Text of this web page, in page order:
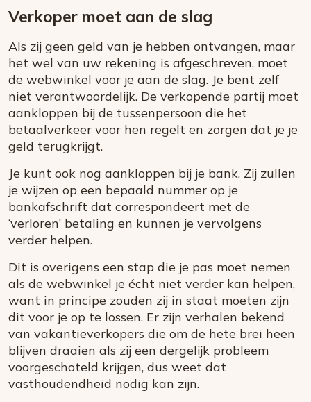
Verkoper moet aan de slag
Als zij geen geld van je hebben ontvangen, maar
het wel van uw rekening is afgeschreven, moet
de webwinkel voor je aan de slag. Je bent zelf
niet verantwoordelijk. De verkopende partij moet
aankloppen bij de tussenpersoon die het
betaalverkeer voor hen regelt en zorgen dat je je
geld terugkrijgt.
Je kunt ook nog aankloppen bij je bank. Zij zullen
je wijzen op een bepaald nummer op je
bankafschrift dat correspondeert met de
‘verloren’ betaling en kunnen je vervolgens
verder helpen.
Dit is overigens een stap die je pas moet nemen
als de webwinkel je écht niet verder kan helpen,
want in principe zouden zij in staat moeten zijn
dit voor je op te lossen. Er zijn verhalen bekend
van vakantieverkopers die om de hete brei heen
blijven draaien als zij een dergelijk probleem
voorgeschoteld krijgen, dus weet dat
vasthoudendheid nodig kan zijn.